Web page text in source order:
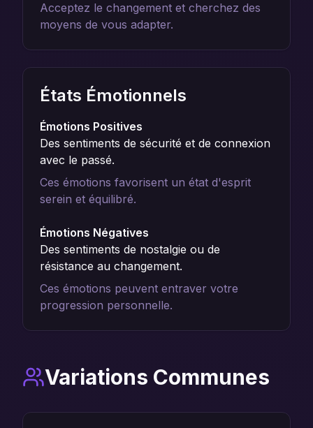
Acceptez le changement et cherchez des
moyens de vous adapter.
États Émotionnels
Émotions Positives
Des sentiments de sécurité et de connexion
avec le passé.
Ces émotions favorisent un état d'esprit
serein et équilibré.
Émotions Négatives
Des sentiments de nostalgie ou de
résistance au changement.
Ces émotions peuvent entraver votre
progression personnelle.
Variations Communes